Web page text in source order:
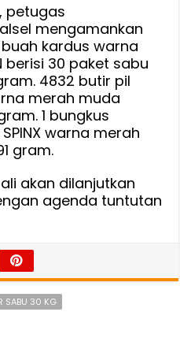
petugas
mengamankan
kardus warna
berisi 30 paket sabu
4832 butir pil
merah muda
1 bungkus
warna merah
gram.
akan dilanjutkan
agenda tuntutan
SABU 30 KG